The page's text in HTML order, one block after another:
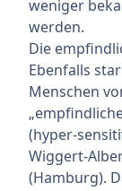
weniger
werden.
Die
Ebenfalls
Menschen
(hyper-
Wiggert-
(Hamburg).